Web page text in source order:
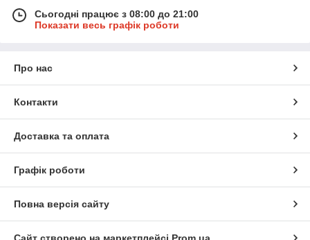
Сьогодні працює з 08:00 до 21:00
Показати весь графік роботи
Про нас
Контакти
Доставка та оплата
Графік роботи
Повна версія сайту
Сайт створено на маркетплейсі Prom.ua